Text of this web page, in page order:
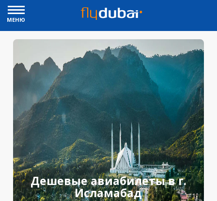
МЕНЮ
Дешевые авиабилеты в г.
Исламабад